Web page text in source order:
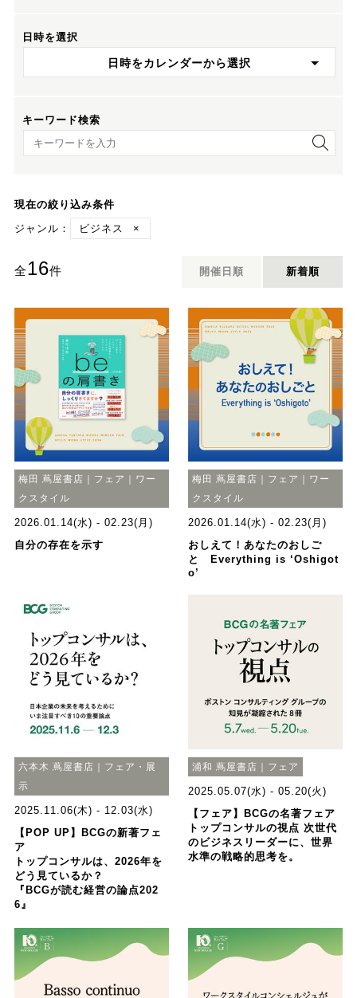
日時を選択
日時をカレンダーから選択
キーワード検索
キーワード検索
現在の絞り込み条件
ジャンル：
ビジネス ×
全16件 開催日順 新着順
梅田 蔦屋書店｜フェア｜ワー
クスタイル
2026.01.14(水) - 02.23(月)
自分の存在を示す
梅田 蔦屋書店｜フェア｜ワー
クスタイル
2026.01.14(水) - 02.23(月)
おしえて！あなたのおしご
と Everything is ‘Oshigot
o’
六本木 蔦屋書店｜フェア・展
示
2025.11.06(木) - 12.03(水)
【POP UP】BCGの新著フェ
ア
トップコンサルは、2026年を
どう見ているか？
『BCGが読む経営の論点202
6』
浦和 蔦屋書店｜フェア
2025.05.07(水) - 05.20(火)
【フェア】BCGの名著フェア
トップコンサルの視点 次世代
のビジネスリーダーに、世界
水準の戦略的思考を。